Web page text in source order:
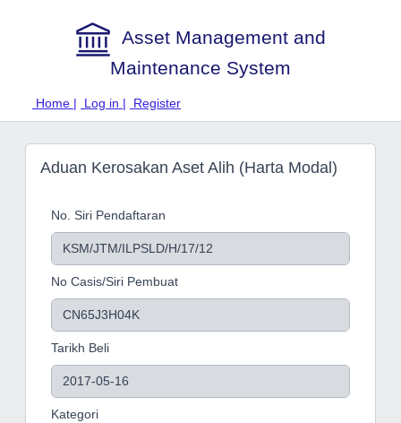
Asset Management and
Maintenance System
Home | Log in | Register
Aduan Kerosakan Aset Alih (Harta Modal)
No. Siri Pendaftaran
No Casis/Siri Pembuat
Tarikh Beli
Kategori